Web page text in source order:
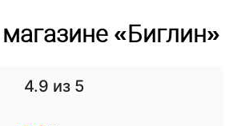
«Биглин»
4.9 из 5